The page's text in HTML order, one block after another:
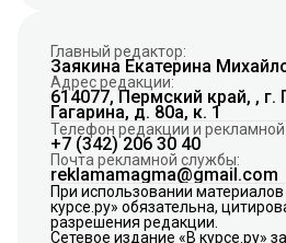
Главный редактор:
Заякина Екатерина
Адрес редакции:
614077, Пермский край, , г.
Гагарина, д. 80а, к. 1
Телефон редакции и
+7 (342) 206 30 40
Почта рекламной службы:
reklamamagma@gmail.com
При использовании
курсе.ру» обязательна,
разрешения редакции.
Сетевое издание «В курсе.ру»